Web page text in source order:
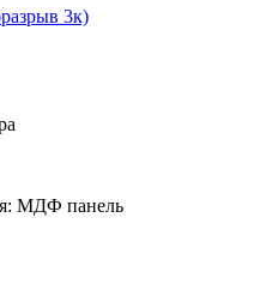
3к)
МДФ панель